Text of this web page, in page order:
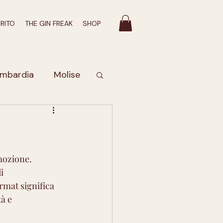
THE GIN FREAK SHOP
Molise
Valle D'Aosta
significa
e